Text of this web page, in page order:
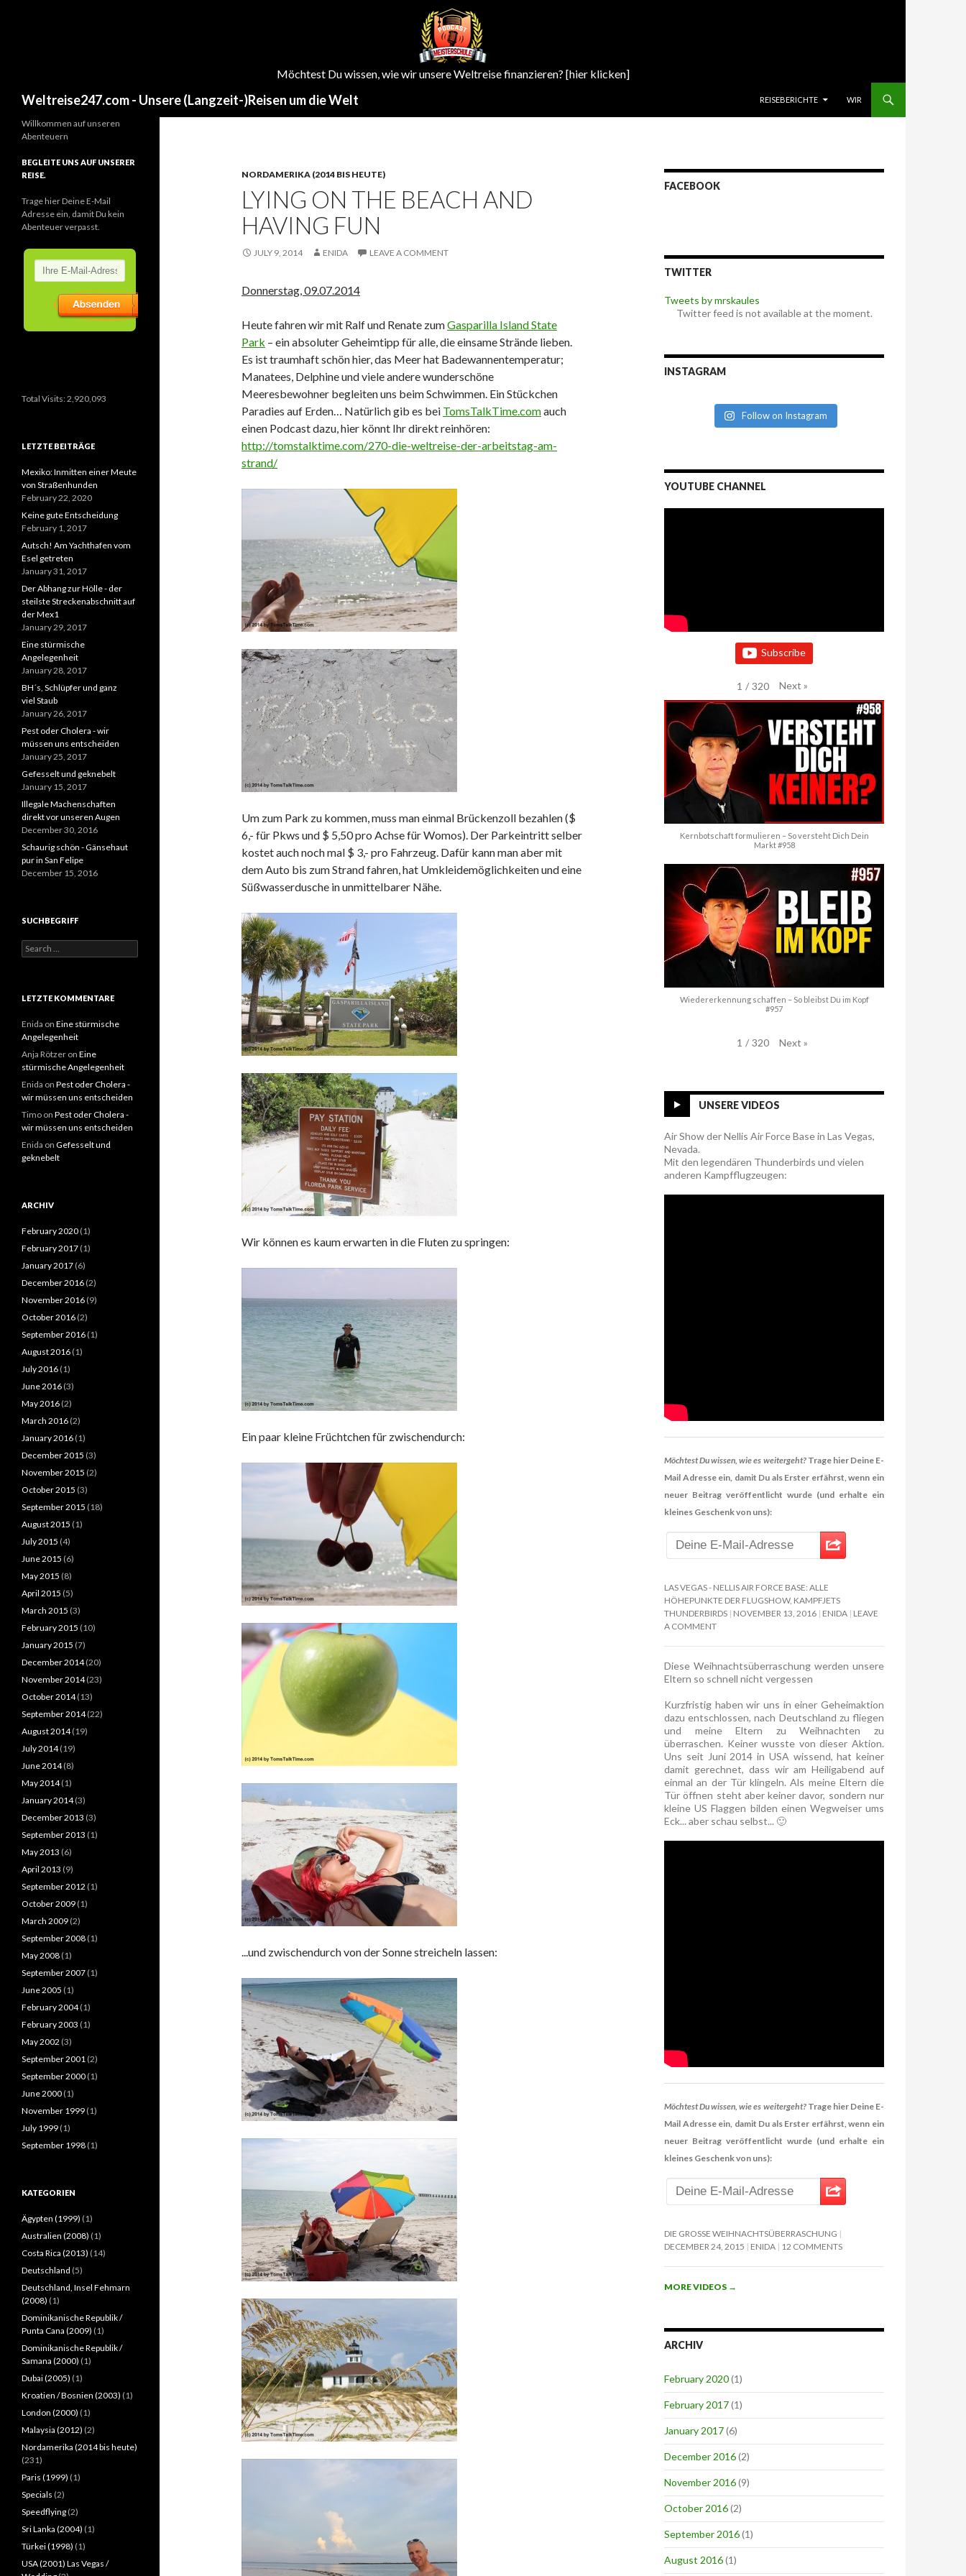
Möchtest Du wissen, wie wir unsere Weltreise finanzieren? [hier klicken]
Weltreise247.com - Unsere (Langzeit-)Reisen um die Welt
REISEBERICHTE
WIR
NORDAMERIKA (2014 BIS HEUTE)
LYING ON THE BEACH AND
HAVING FUN
JULY 9, 2014 ENIDA LEAVE A COMMENT
Donnerstag, 09.07.2014
Heute fahren wir mit Ralf und Renate zumGasparilla Island State
Park – ein absoluter Geheimtipp für alle, die einsame Strände lieben.
Es ist traumhaft schön hier, das Meer hat Badewannentemperatur;
Manatees, Delphine und viele andere wunderschöne
Meeresbewohner begleiten uns beim Schwimmen. Ein Stückchen
Paradies auf Erden… Natürlich gib es bei TomsTalkTime.comauch
einen Podcast dazu, hier könnt Ihr direkt reinhören:
http://tomstalktime.com/270-die-weltreise-der-arbeitstag-am-
strand/
Um zum Park zu kommen, muss man einmal Brückenzoll bezahlen ($
6,- für Pkws und $ 5,50 pro Achse für Womos). Der Parkeintritt selber
kostet auch noch mal $ 3,- pro Fahrzeug. Dafür kann man aber mit
dem Auto bis zum Strand fahren, hat Umkleidemöglichkeiten und eine
Süßwasserdusche in unmittelbarer Nähe.
Wir können es kaum erwarten in die Fluten zu springen:
Ein paar kleine Früchtchen für zwischendurch:
...und zwischendurch von der Sonne streicheln lassen:
FACEBOOK
TWITTER
Tweets by mrskaules
Twitter feed is not available at the moment.
INSTAGRAM
Follow on Instagram
YOUTUBE CHANNEL
Subscribe
1 / 320 Next »
Kernbotschaft formulieren – So versteht Dich Dein
Markt #958
Wiedererkennung schaffen – So bleibst Du im Kopf
#957
1 / 320 Next »
UNSERE VIDEOS
Air Show der Nellis Air Force Base in Las Vegas,
Nevada.
Mit den legendären Thunderbirds und vielen
anderen Kampfflugzeugen:
Möchtest Du wissen, wie es weitergeht? Trage hier Deine E-
Mail Adresse ein, damit Du als Erster erfährst, wenn ein
neuer Beitrag veröffentlicht wurde (und erhalte ein
kleines Geschenk von uns):
LAS VEGAS - NELLIS AIR FORCE BASE: ALLE
HÖHEPUNKTE DER FLUGSHOW, KAMPFJETS
THUNDERBIRDS NOVEMBER 13, 2016 ENIDA LEAVE
A COMMENT
Diese Weihnachtsüberraschung werden unsere
Eltern so schnell nicht vergessen
Kurzfristig haben wir uns in einer Geheimaktion
dazu entschlossen, nach Deutschland zu fliegen
und meine Eltern zu Weihnachten zu
überraschen. Keiner wusste von dieser Aktion.
Uns seit Juni 2014 in USA wissend, hat keiner
damit gerechnet, dass wir am Heiligabend auf
einmal an der Tür klingeln. Als meine Eltern die
Tür öffnen steht aber keiner davor, sondern nur
kleine US Flaggen bilden einen Wegweiser ums
Eck... aber schau selbst... 🙂
Möchtest Du wissen, wie es weitergeht? Trage hier Deine E-
Mail Adresse ein, damit Du als Erster erfährst, wenn ein
neuer Beitrag veröffentlicht wurde (und erhalte ein
kleines Geschenk von uns):
DIE GROSSE WEIHNACHTSÜBERRASCHUNG
DECEMBER 24, 2015
ENIDA 12 COMMENTS
MORE VIDEOS →
ARCHIV
February 2020(1)
February 2017(1)
January 2017(6)
December 2016(2)
November 2016(9)
October 2016(2)
September 2016(1)
August 2016(1)
Willkommen auf unseren
Abenteuern
BEGLEITE UNS AUF UNSERER
REISE.
Trage hier Deine E-Mail
Adresse ein, damit Du kein
Abenteuer verpasst.
Total Visits:2,920,093
LETZTE BEITRÄGE
Mexiko: Inmitten einer Meute
von Straßenhunden
February 22, 2020
Keine gute Entscheidung
February 1, 2017
Autsch! Am Yachthafen vom
Esel getreten
January 31, 2017
Der Abhang zur Hölle - der
steilste Streckenabschnitt auf
der Mex1
January 29, 2017
Eine stürmische
Angelegenheit
January 28, 2017
BH´s, Schlüpfer und ganz
viel Staub
January 26, 2017
Pest oder Cholera - wir
müssen uns entscheiden
January 25, 2017
Gefesselt und geknebelt
January 15, 2017
Illegale Machenschaften
direkt vor unseren Augen
December 30, 2016
Schaurig schön - Gänsehaut
pur in San Felipe
December 15, 2016
SUCHBEGRIFF
Search
for:
LETZTE KOMMENTARE
Enida on Eine stürmische
Angelegenheit
Anja Rötzer on Eine
stürmische Angelegenheit
Enida on Pest oder Cholera -
wir müssen uns entscheiden
Timo on Pest oder Cholera -
wir müssen uns entscheiden
Enida on Gefesselt und
geknebelt
ARCHIV
February 2020 (1)
February 2017 (1)
January 2017 (6)
December 2016 (2)
November 2016 (9)
October 2016 (2)
September 2016 (1)
August 2016 (1)
July 2016 (1)
June 2016 (3)
May 2016 (2)
March 2016 (2)
January 2016 (1)
December 2015 (3)
November 2015 (2)
October 2015 (3)
September 2015 (18)
August 2015 (1)
July 2015 (4)
June 2015 (6)
May 2015 (8)
April 2015 (5)
March 2015 (3)
February 2015 (10)
January 2015 (7)
December 2014(20)
November 2014(23)
October 2014(13)
September 2014(22)
August 2014(19)
July 2014(19)
June 2014(8)
May 2014(1)
January 2014(3)
December 2013 (3)
September 2013 (1)
May 2013 (6)
April 2013 (9)
September 2012 (1)
October 2009 (1)
March 2009 (2)
September 2008 (1)
May 2008 (1)
September 2007 (1)
June 2005 (1)
February 2004(1)
February 2003 (1)
May 2002 (3)
September 2001 (2)
September 2000 (1)
June 2000 (1)
November 1999 (1)
July 1999 (1)
September 1998 (1)
KATEGORIEN
Ägypten (1999) (1)
Australien (2008) (1)
Costa Rica (2013) (14)
Deutschland (5)
Deutschland, Insel Fehmarn
(2008) (1)
Dominikanische Republik /
Punta Cana (2009) (1)
Dominikanische Republik /
Samana (2000) (1)
Dubai (2005) (1)
Kroatien / Bosnien (2003) (1)
London (2000) (1)
Malaysia (2012) (2)
Nordamerika (2014 bis heute)
(231)
Paris (1999) (1)
Specials (2)
Speedflying (2)
Sri Lanka (2004) (1)
Türkei (1998) (1)
USA (2001) Las Vegas /